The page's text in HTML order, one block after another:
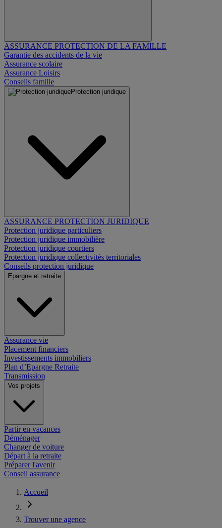
ASSURANCE PROTECTION DE LA FAMILLE
Garantie des accidents de la vie
Assurance scolaire
Assurance Loisirs
Conseils famille
Protection juridique
ASSURANCE PROTECTION JURIDIQUE
Protection juridique particuliers
Protection juridique immobilière
Protection juridique courtiers
Protection juridique collectivités territoriales
Conseils protection juridique
Epargne et retraite
Assurance vie
Placement financiers
Investissements immobiliers
Plan d’Epargne Retraite
Transmission
Vos projets
Partir en vacances
Déménager
Changer de voiture
Départ à la retraite
Préparer l'avenir
Conseil assurance
Accueil
Trouver une agence